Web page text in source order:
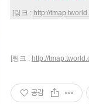
[링크 : http://
[링크 : http://
공감